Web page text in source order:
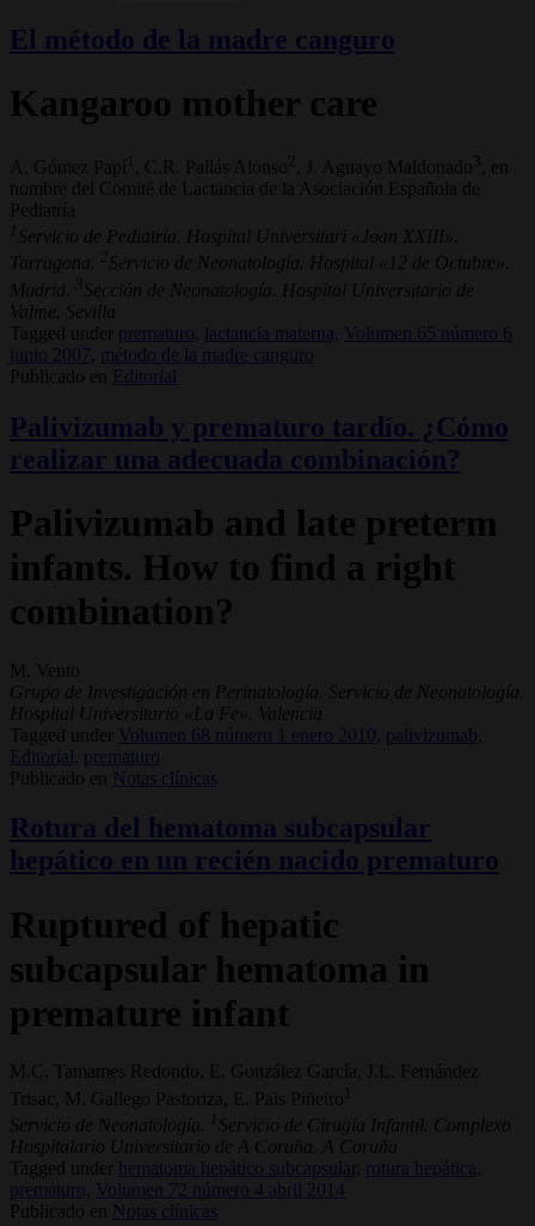
El método de la madre canguro
Kangaroo mother care
A. Gómez Papí 1 , C.R. Pallás Alonso , J. Aguayo Maldonado 3
, en
nombre del Comité de Lactancia de la Asociación Española de
Pediatría
1 Servicio de Pediatría. Hospital Universitari «Joan XXIII».
Tarragona. 2 Servicio de Neonatología. Hospital «12 de Octubre».
Madrid.
3 Sección de Neonatología. Hospital Universitario de
Valme. Sevilla
Tagged under
prematuro, lactancia materna,
Volumen 65 número 6
junio 2007,
método de la madre canguro
Publicado en
Editorial
Palivizumab y prematuro tardío. ¿Cómo
realizar una adecuada combinación?
Palivizumab and late preterm
infants. How to find a right
combination?
M. Vento
Grupo de Investigación en Perinatología. Servicio de Neonatología.
Hospital Universitario «La Fe». Valencia
Tagged under
Volumen 68 número 1 enero 2010, palivizumab,
Editorial,
prematuro
Publicado en
Notas clínicas
Rotura del hematoma subcapsular
hepático en un recién nacido prematuro
Ruptured of hepatic
subcapsular hematoma in
premature infant
M.C. Tamames Redondo, E. González García, J.L. Fernández
Trisac, M. Gallego Pastoriza, E. Pais Piñeiro 1
Servicio de Neonatología. 1 Servicio de Cirugía Infantil. Complexo
Hospitalario Universitario de A Coruña. A Coruña
Tagged under
hematoma hepático subcapsular,
rotura hepática,
prematuro,
Volumen 72 número 4 abril 2014
Publicado en
Notas clínicas